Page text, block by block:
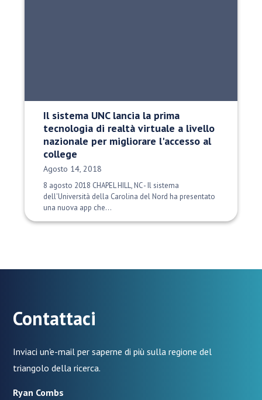
Il sistema UNC lancia la prima
tecnologia di realtà virtuale a livello
nazionale per migliorare l'accesso al
college
Data di pubblicazione:
Agosto 14, 2018
8 agosto 2018 CHAPEL HILL, NC - Il sistema
dell'Università della Carolina del Nord ha presentato
una nuova app che...
Contattaci
Inviaci un'e-mail per saperne di più sulla regione del
triangolo della ricerca.
Ryan Combs